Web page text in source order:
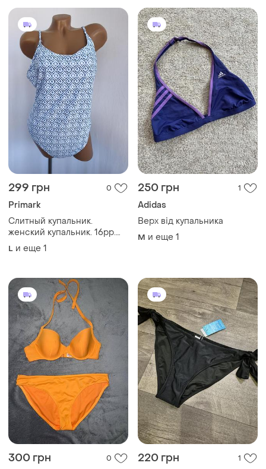
299 грн 0
Primark
Слитный купальник.
женский купальник. 16рр.
пог 46 см
L и еще 1
250 грн 1
Adidas
Верх від купальника
M и еще 1
300 грн 0 220 грн 1